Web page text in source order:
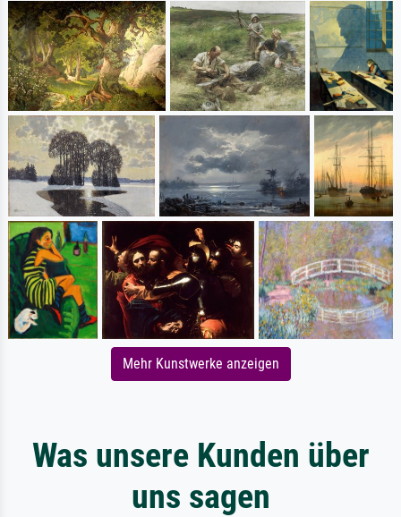
Mehr Kunstwerke anzeigen
Was unsere Kunden über
uns sagen